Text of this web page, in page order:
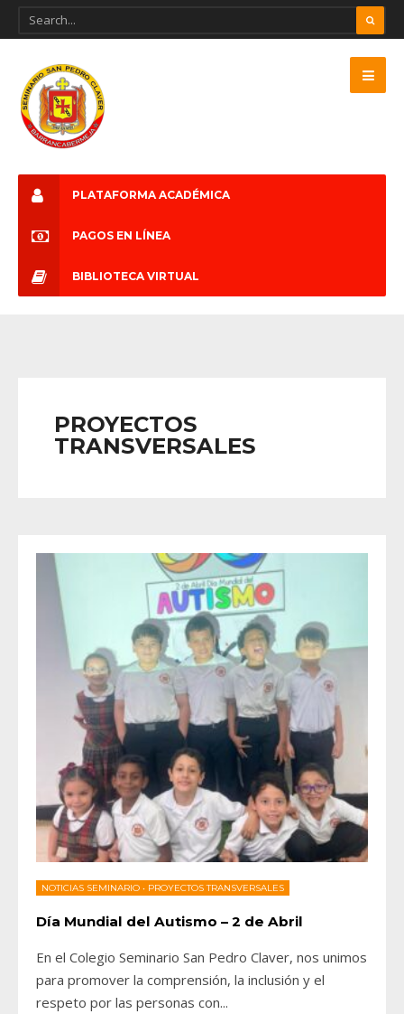
PLATAFORMA ACADÉMICA
PAGOS EN LÍNEA
BIBLIOTECA VIRTUAL
PROYECTOS
TRANSVERSALES
NOTICIAS SEMINARIO • PROYECTOS TRANSVERSALES
Día Mundial del Autismo – 2 de Abril
En el Colegio Seminario San Pedro Claver, nos unimos
para promover la comprensión, la inclusión y el
respeto por las personas con...